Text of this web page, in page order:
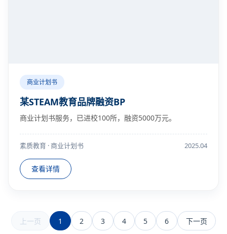
商业计划书
某STEAM教育品牌融资BP
商业计划书服务，已进校100所，融资5000万元。
素质教育 · 商业计划书 2025.04
查看详情
上一页 1 2 3 4 5 6 下一页